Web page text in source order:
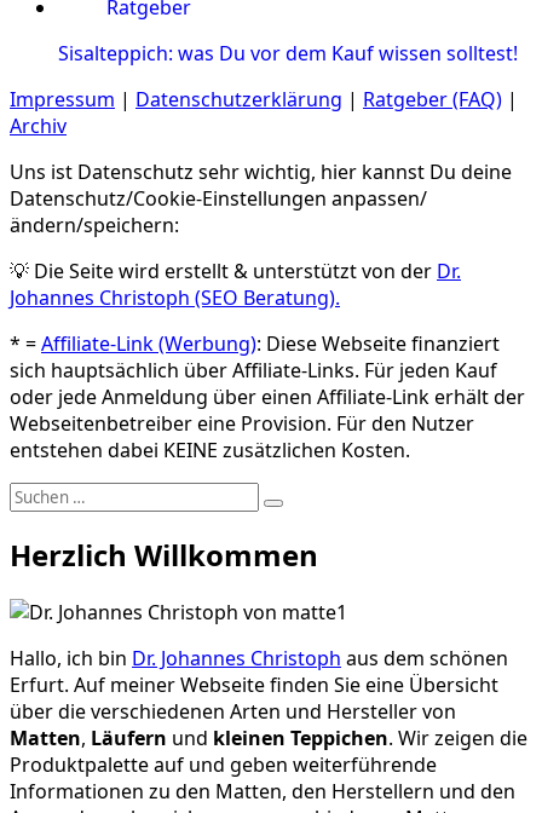
Sisalteppich: was Du vor dem Kauf wissen solltest!
Impressum | Datenschutzerklärung | Ratgeber (FAQ) |
Archiv
Uns ist Datenschutz sehr wichtig, hier kannst Du deine
Datenschutz/Cookie-Einstellungen anpassen/
ändern/speichern:
💡 Die Seite wird erstellt & unterstützt von der Dr.
Johannes Christoph (SEO Beratung).
* =Affiliate-Link (Werbung): Diese Webseite finanziert
sich hauptsächlich über Affiliate-Links. Für jeden Kauf
oder jede Anmeldung über einen Affiliate-Link erhält der
Webseitenbetreiber eine Provision. Für den Nutzer
entstehen dabei KEINE zusätzlichen Kosten.
Suchen
nach:
Suchen
Herzlich Willkommen
Hallo, ich bin Dr. Johannes Christoph aus dem schönen
Erfurt. Auf meiner Webseite finden Sie eine Übersicht
über die verschiedenen Arten und Hersteller von
Matten, Läufern und kleinen Teppichen. Wir zeigen die
Produktpalette auf und geben weiterführende
Informationen zu den Matten, den Herstellern und den